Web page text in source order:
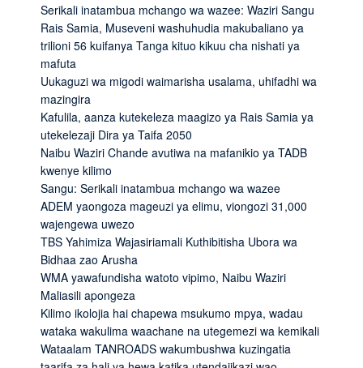
Serikali inatambua mchango wa wazee: Waziri Sangu
Rais Samia, Museveni washuhudia makubaliano ya
trilioni 56 kuifanya Tanga kituo kikuu cha nishati ya
mafuta
Uukaguzi wa migodi waimarisha usalama, uhifadhi wa
mazingira
Kafulila, aanza kutekeleza maagizo ya Rais Samia ya
utekelezaji Dira ya Taifa 2050
Naibu Waziri Chande avutiwa na mafanikio ya TADB
kwenye kilimo
Sangu: Serikali inatambua mchango wa wazee
ADEM yaongoza mageuzi ya elimu, viongozi 31,000
wajengewa uwezo
TBS Yahimiza Wajasiriamali Kuthibitisha Ubora wa
Bidhaa zao Arusha
WMA yawafundisha watoto vipimo, Naibu Waziri
Maliasili apongeza
Kilimo ikolojia hai chapewa msukumo mpya, wadau
wataka wakulima waachane na utegemezi wa kemikali
Wataalam TANROADS wakumbushwa kuzingatia